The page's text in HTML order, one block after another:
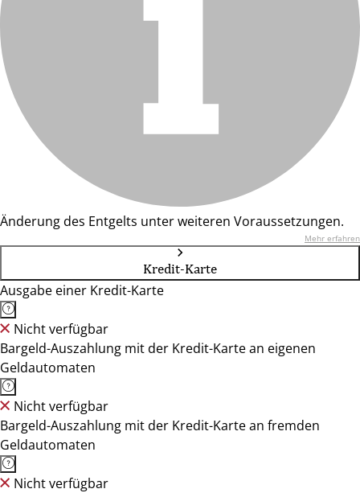
Änderung des Entgelts unter weiteren Voraussetzungen.
Mehr erfahren
Kredit-Karte
Ausgabe einer Kredit-Karte
Nicht verfügbar
Bargeld-Auszahlung mit der Kredit-Karte an eigenen
Geldautomaten
Nicht verfügbar
Bargeld-Auszahlung mit der Kredit-Karte an fremden
Geldautomaten
Nicht verfügbar